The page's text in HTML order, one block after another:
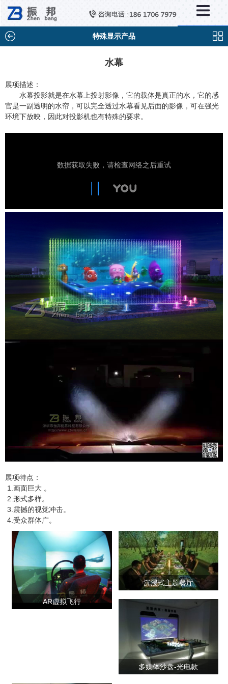
特殊显示产品
水幕
展项描述：
水幕投影就是在水幕上投射影像，它的载体是真正的水，它的感
官是一副透明的水帘，可以完全透过水幕看见后面的影像，可在强光
环境下放映，因此对投影机也有特殊的要求。
展项特点：
1.画面巨大 。
2.形式多样。
3.震撼的视觉冲击。
4.受众群体广。
AR虚拟飞行
沉浸式主题餐厅
多媒体沙盘-光电款
分类列表
×
触控互动系统
AR/VR互动系统
智能互动系统
产品合集一
产品合集二